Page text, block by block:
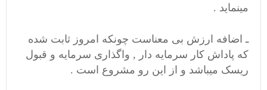
مینماید .
ـ اضافه ارزش بی معناست چونکه امروز ثابت شده
که پاداش کار سرمایه دار , واگذاری سرمایه و قبول
ریسک میباشد و از این رو مشروع است .